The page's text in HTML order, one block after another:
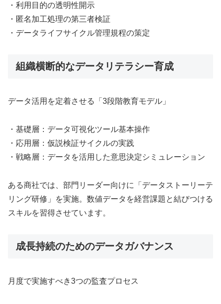
・利用目的の透明性開示
・匿名加工処理の第三者検証
・データライフサイクル管理規程の策定
組織横断的なデータリテラシー育成
データ活用を定着させる「3段階教育モデル」
・基礎層：データ可視化ツール基本操作
・応用層：仮説検証サイクルの実践
・戦略層：データを活用した意思決定シミュレーション
ある商社では、部門リーダー向けに「データストーリーテ
リング研修」を実施。数値データを経営課題と結びつける
スキルを習得させています。
成長持続のためのデータガバナンス
月度で実施すべき3つの監査プロセス